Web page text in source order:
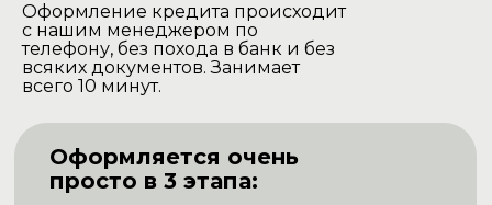
Оформляется очень
просто в 3 этапа:
Оформление кредита происходит
с нашим менеджером по
телефону, без похода в банк и без
всяких документов. Занимает
всего 10 минут.